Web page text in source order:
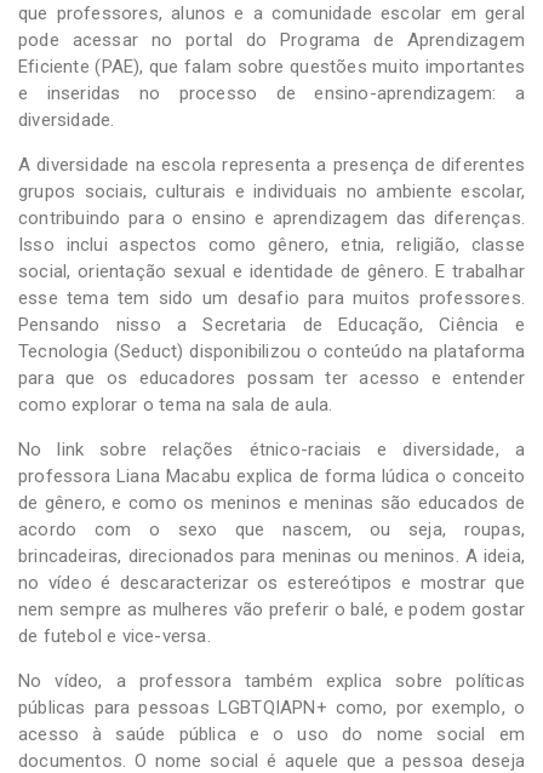
que professores, alunos e a comunidade escolar em geral
pode acessar no portal do Programa de Aprendizagem
Eficiente (PAE), que falam sobre questões muito importantes
e inseridas no processo de ensino-aprendizagem: a
diversidade.
A diversidade na escola representa a presença de diferentes
grupos sociais, culturais e individuais no ambiente escolar,
contribuindo para o ensino e aprendizagem das diferenças.
Isso inclui aspectos como gênero, etnia, religião, classe
social, orientação sexual e identidade de gênero. E trabalhar
esse tema tem sido um desafio para muitos professores.
Pensando nisso a Secretaria de Educação, Ciência e
Tecnologia (Seduct) disponibilizou o conteúdo na plataforma
para que os educadores possam ter acesso e entender
como explorar o tema na sala de aula.
No link sobre relações étnico-raciais e diversidade, a
professora Liana Macabu explica de forma lúdica o conceito
de gênero, e como os meninos e meninas são educados de
acordo com o sexo que nascem, ou seja, roupas,
brincadeiras, direcionados para meninas ou meninos. A ideia,
no vídeo é descaracterizar os estereótipos e mostrar que
nem sempre as mulheres vão preferir o balé, e podem gostar
de futebol e vice-versa.
No vídeo, a professora também explica sobre políticas
públicas para pessoas LGBTQIAPN+ como, por exemplo, o
acesso à saúde pública e o uso do nome social em
documentos. O nome social é aquele que a pessoa deseja